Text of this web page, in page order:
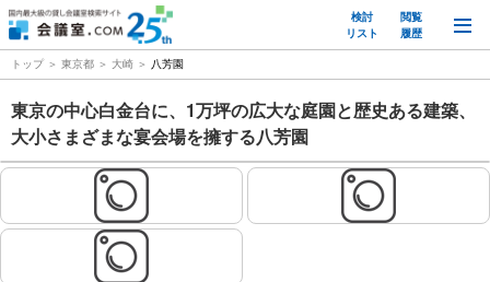
検討
リスト
閲覧
履歴
トップ 東京都 大崎 八芳園
東京の中心白金台に、1万坪の広大な庭園と歴史ある建築、
大小さまざまな宴会場を擁する八芳園